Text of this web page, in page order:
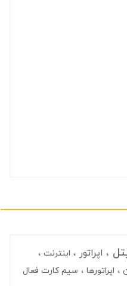
اپراتور
اینترنت
اپراتورها سیم کارت فعال